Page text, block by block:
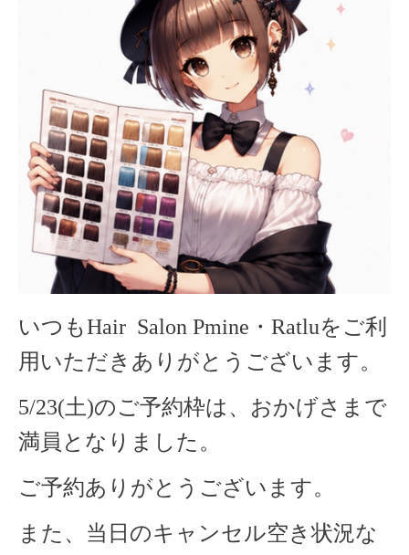
いつもHair Salon Pmine・Ratluをご利
用いただきありがとうございます。
5/23(土)のご予約枠は、おかげさまで
満員となりました。
ご予約ありがとうございます。
また、当日のキャンセル空き状況な